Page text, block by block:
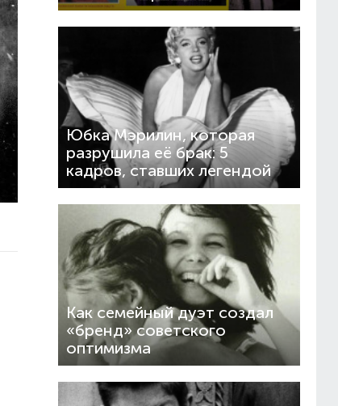
Юбка Мэрилин, которая
разрушила её брак: 5
кадров, ставших легендой
Как семейный дуэт создал
«бренд» советского
оптимизма